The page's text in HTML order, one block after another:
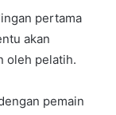
pertama
akan
oleh pelatih.
pemain